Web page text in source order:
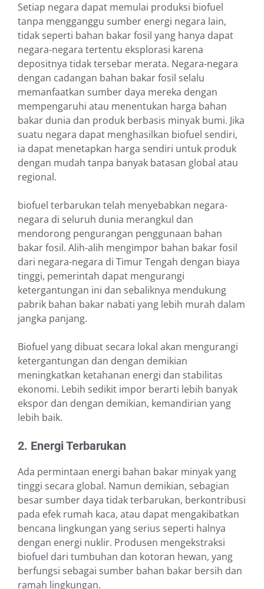
Setiap negara dapat memulai produksi biofuel
tanpa mengganggu sumber energi negara lain,
tidak seperti bahan bakar fosil yang hanya dapat
negara-negara tertentu eksplorasi karena
depositnya tidak tersebar merata. Negara-negara
dengan cadangan bahan bakar fosil selalu
memanfaatkan sumber daya mereka dengan
mempengaruhi atau menentukan harga bahan
bakar dunia dan produk berbasis minyak bumi. Jika
suatu negara dapat menghasilkan biofuel sendiri,
ia dapat menetapkan harga sendiri untuk produk
dengan mudah tanpa banyak batasan global atau
regional.
biofuel terbarukan telah menyebabkan negara-
negara di seluruh dunia merangkul dan
mendorong pengurangan penggunaan bahan
bakar fosil. Alih-alih mengimpor bahan bakar fosil
dari negara-negara di Timur Tengah dengan biaya
tinggi, pemerintah dapat mengurangi
ketergantungan ini dan sebaliknya mendukung
pabrik bahan bakar nabati yang lebih murah dalam
jangka panjang.
Biofuel yang dibuat secara lokal akan mengurangi
ketergantungan dan dengan demikian
meningkatkan ketahanan energi dan stabilitas
ekonomi. Lebih sedikit impor berarti lebih banyak
ekspor dan dengan demikian, kemandirian yang
lebih baik.
2. Energi Terbarukan
Ada permintaan energi bahan bakar minyak yang
tinggi secara global. Namun demikian, sebagian
besar sumber daya tidak terbarukan, berkontribusi
pada efek rumah kaca, atau dapat mengakibatkan
bencana lingkungan yang serius seperti halnya
dengan energi nuklir. Produsen mengekstraksi
biofuel dari tumbuhan dan kotoran hewan, yang
berfungsi sebagai sumber bahan bakar bersih dan
ramah lingkungan.